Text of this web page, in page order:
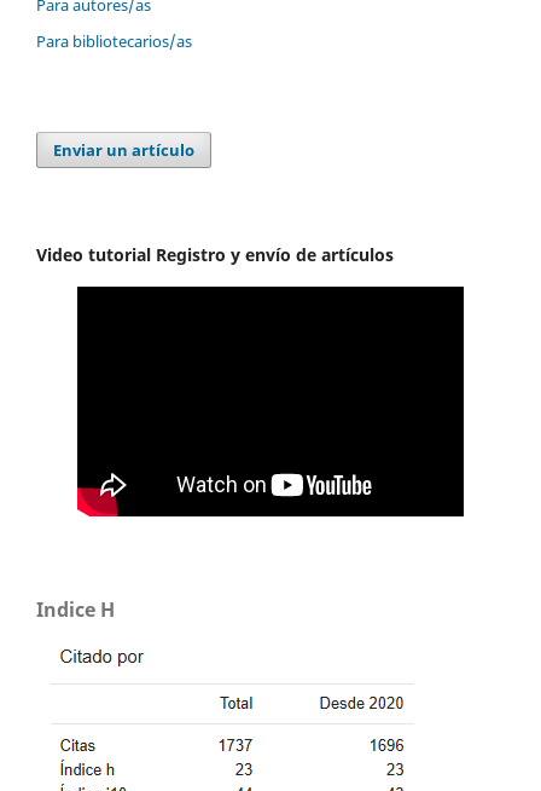
Para autores/as
Para bibliotecarios/as
Enviar un artículo
Video tutorial Registro y envío de artículos
Indice H